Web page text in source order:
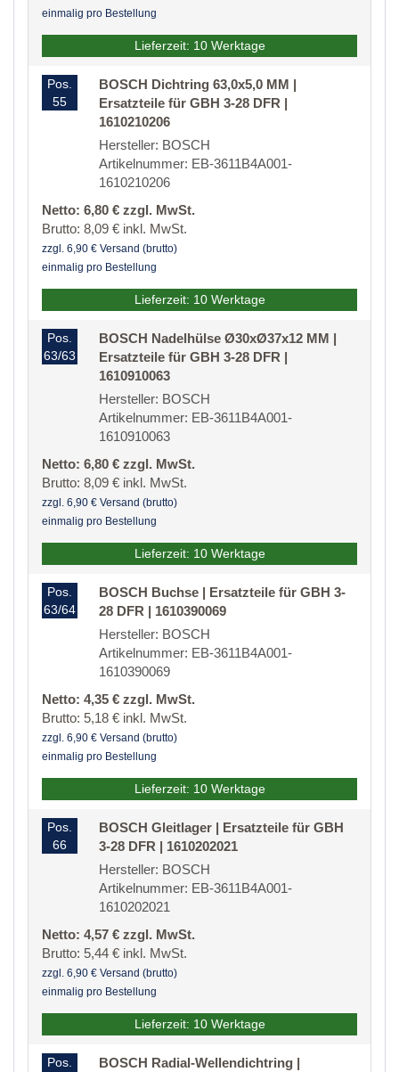
einmalig pro Bestellung
Lieferzeit: 10 Werktage
Pos.
55
BOSCH Dichtring 63,0x5,0 MM |
Ersatzteile für GBH 3-28 DFR |
1610210206
Hersteller: BOSCH
Artikelnummer: EB-3611B4A001-
1610210206
Netto: 6,80 € zzgl. MwSt.
Brutto: 8,09 € inkl. MwSt.
zzgl. 6,90 € Versand (brutto)
einmalig pro Bestellung
Lieferzeit: 10 Werktage
Pos.
63/63
BOSCH Nadelhülse Ø30xØ37x12 MM |
Ersatzteile für GBH 3-28 DFR |
1610910063
Hersteller: BOSCH
Artikelnummer: EB-3611B4A001-
1610910063
Netto: 6,80 € zzgl. MwSt.
Brutto: 8,09 € inkl. MwSt.
zzgl. 6,90 € Versand (brutto)
einmalig pro Bestellung
Lieferzeit: 10 Werktage
Pos.
63/64
BOSCH Buchse | Ersatzteile für GBH 3-
28 DFR | 1610390069
Hersteller: BOSCH
Artikelnummer: EB-3611B4A001-
1610390069
Netto: 4,35 € zzgl. MwSt.
Brutto: 5,18 € inkl. MwSt.
zzgl. 6,90 € Versand (brutto)
einmalig pro Bestellung
Lieferzeit: 10 Werktage
Pos.
66
BOSCH Gleitlager | Ersatzteile für GBH
3-28 DFR | 1610202021
Hersteller: BOSCH
Artikelnummer: EB-3611B4A001-
1610202021
Netto: 4,57 € zzgl. MwSt.
Brutto: 5,44 € inkl. MwSt.
zzgl. 6,90 € Versand (brutto)
einmalig pro Bestellung
Lieferzeit: 10 Werktage
Pos.
BOSCH Radial-Wellendichtring |